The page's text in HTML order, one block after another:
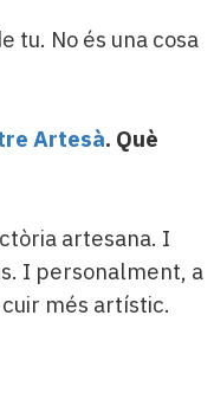
tu. No és una cosa
Artesà. Què
artesana. I
I personalment, a
més artístic.